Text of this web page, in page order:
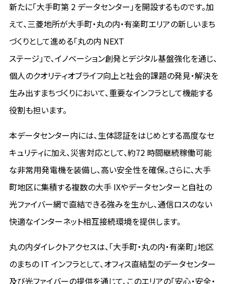
新たに「大手町第 2 データセンター」を開設するものです。加
えて、三菱地所が大手町・丸の内・有楽町エリアの新しいまち
づくりとして進める「丸の内 NEXT
ステージ」で、イノベーション創発とデジタル基盤強化を通じ、
個人のクオリティオブライフ向上と社会的課題の発見・解決を
生み出すまちづくりにおいて、重要なインフラとして機能する
役割も担います。
本データセンター内には、生体認証をはじめとする高度なセ
キュリティに加え、災害対応として、約72 時間継続稼働可能
な非常用発電機を装備し、高い安全性を確保。さらに、大手
町地区に集積する複数の大手 IXやデータセンターと自社の
光ファイバー網で直結できる強みを生かし、通信ロスのない
快適なインターネット相互接続環境を提供します。
丸の内ダイレクトアクセスは、「大手町・丸の内・有楽町」地区
のまちの IT インフラとして、オフィス直結型のデータセンター
及び光ファイバーの提供を通じて、このエリアの「安心・安全・